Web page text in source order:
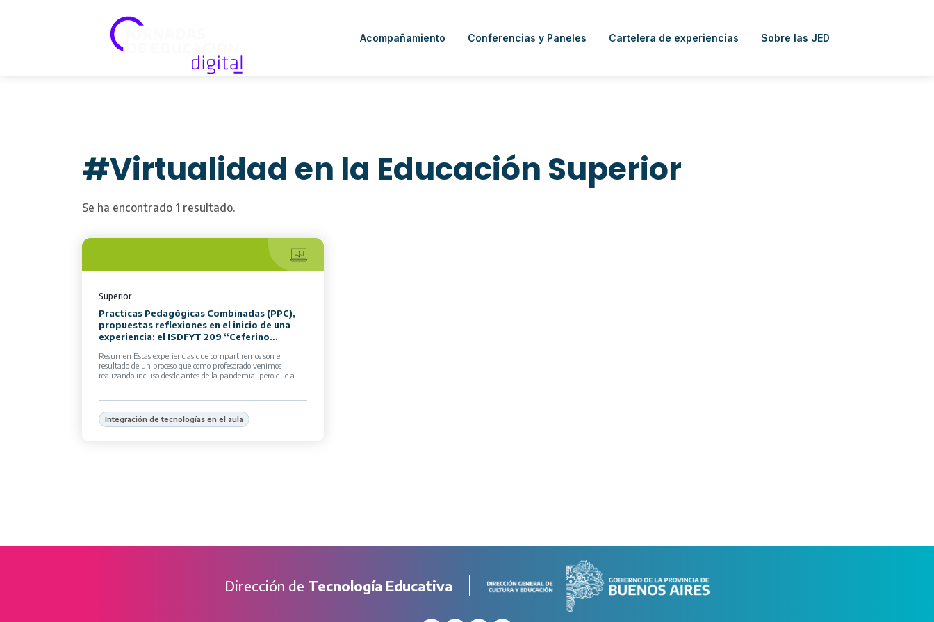
Acompañamiento Conferencias y Paneles Cartelera de experiencias Sobre las JED
#Virtualidad en la Educación Superior
Se ha encontrado 1 resultado.
Superior
Practicas Pedagógicas Combinadas (PPC),
propuestas reflexiones en el inicio de una
experiencia: el ISDFYT 209 “Ceferino
Resumen Estas experiencias que compartiremos son el
resultado de un proceso que como profesorado venimos
realizando incluso desde antes de la pandemia, pero que a
Integración de tecnologías en el aula
Dirección de Tecnología Educativa